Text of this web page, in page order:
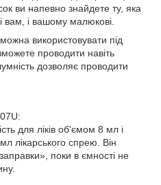
ви напевно знайдете ту, яка
вам, і вашому малюкові.
використовувати під
проводити навіть
дозволяє проводити
для ліків об'ємом 8 мл і
лікарського спрею. Він
поки в ємності не